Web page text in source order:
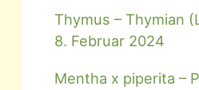
Thymus – Thymian
8. Februar 2024
Mentha x piperita –